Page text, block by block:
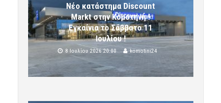
Νέο κατάστημα Discount
Markt στην Κομοτηνή !
Εγκαίνια το Σάββατο 11
Ιουλίου !
8 Ιουλίου 2026 20:00 komotini24